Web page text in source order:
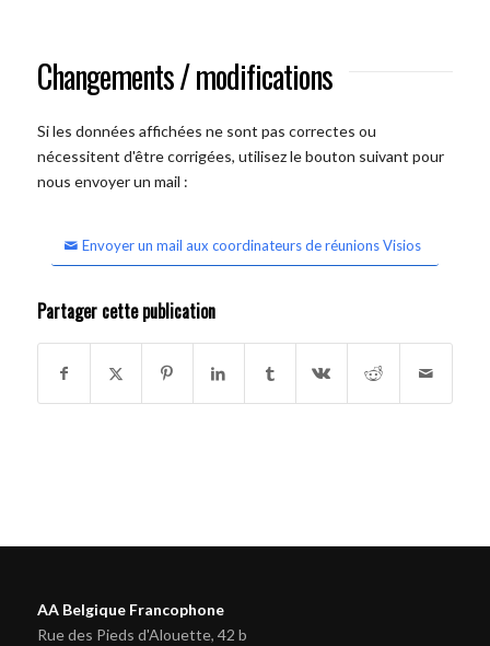
Changements / modifications
Si les données affichées ne sont pas correctes ou
nécessitent d'être corrigées, utilisez le bouton suivant pour
nous envoyer un mail :
Envoyer un mail aux coordinateurs de réunions Visios
Partager cette publication
AA Belgique Francophone
Rue des Pieds d'Alouette, 42 b